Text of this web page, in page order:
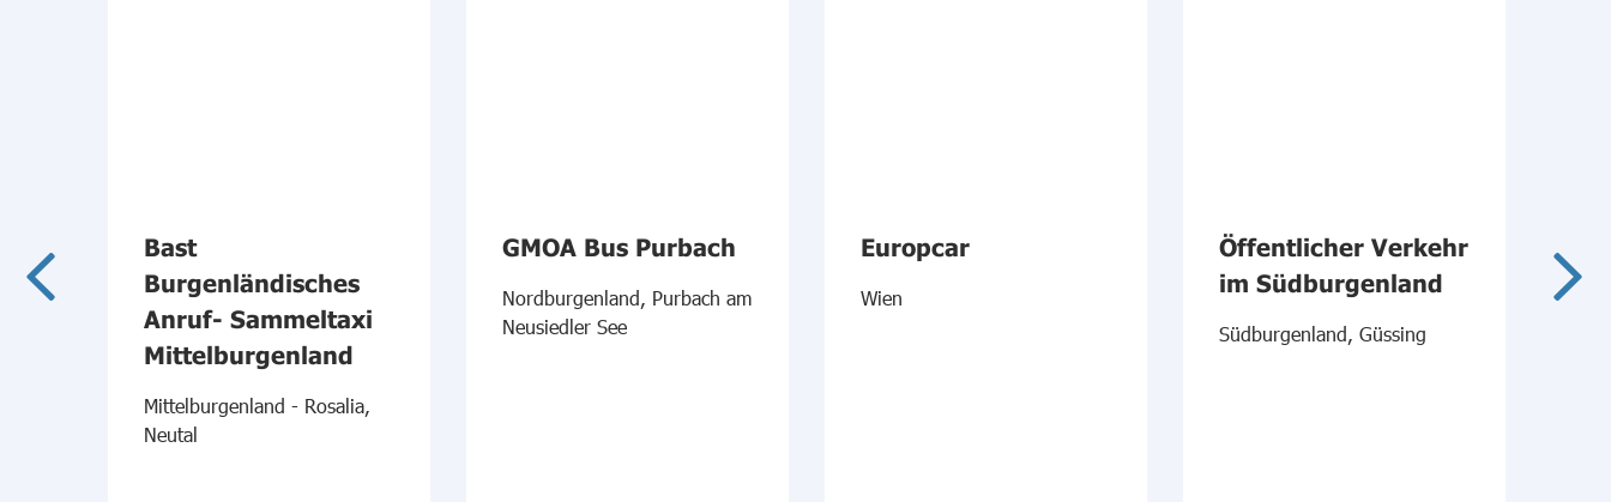
Bast
Burgenländisches
Anruf- Sammeltaxi
Mittelburgenland
Mittelburgenland - Rosalia,
Neutal
GMOA Bus Purbach
Nordburgenland, Purbach am
Neusiedler See
Europcar
Wien
Öffentlicher Verkehr
im Südburgenland
Südburgenland, Güssing